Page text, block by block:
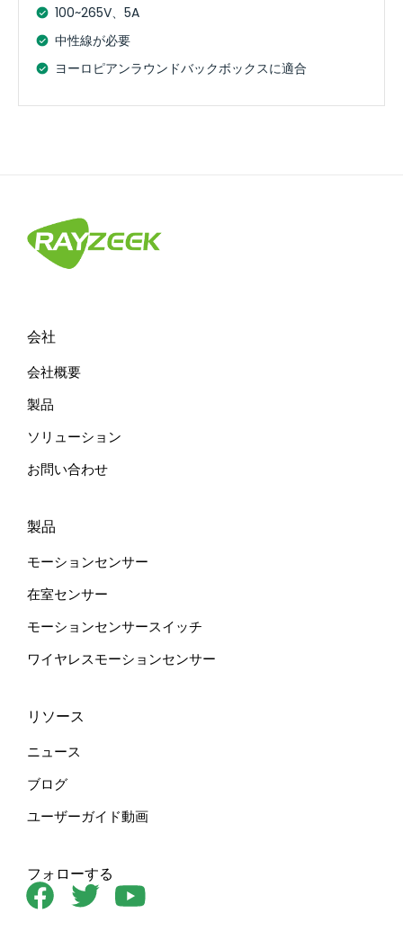
100~265V、5A
中性線が必要
ヨーロピアンラウンドバックボックスに適合
会社
会社概要
製品
ソリューション
お問い合わせ
製品
モーションセンサー
在室センサー
モーションセンサースイッチ
ワイヤレスモーションセンサー
リソース
ニュース
ブログ
ユーザーガイド動画
フォローする